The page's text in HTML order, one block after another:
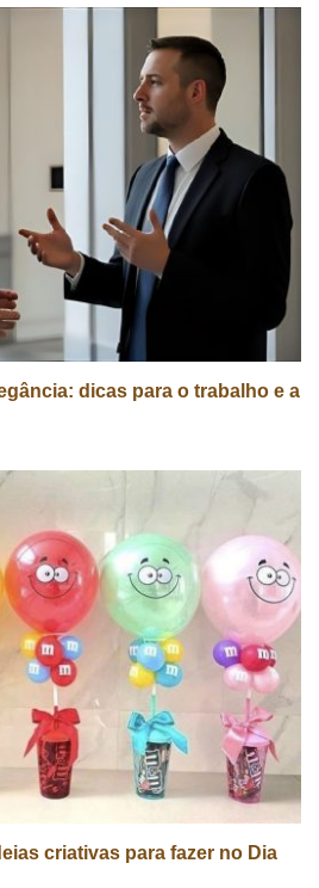
dicas para o trabalho e a
criativas para fazer no Dia